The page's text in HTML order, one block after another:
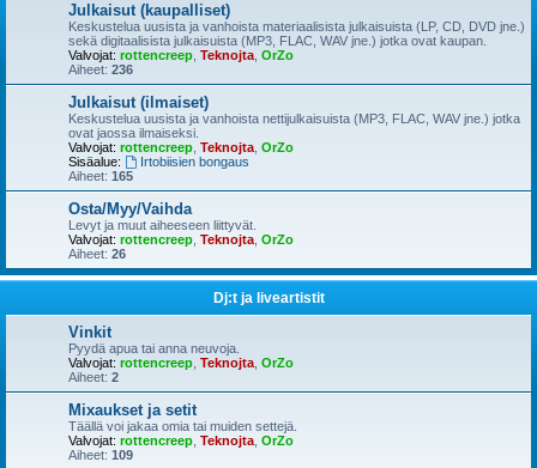
Julkaisut (kaupalliset)
Keskustelua uusista ja vanhoista materiaalisista julkaisuista (LP, CD, DVD jne.)
sekä digitaalisista julkaisuista (MP3, FLAC, WAV jne.) jotka ovat kaupan.
Valvojat: rottencreep Teknojta OrZo
Aiheet: 236
Julkaisut (ilmaiset)
Keskustelua uusista ja vanhoista nettijulkaisuista (MP3, FLAC, WAV jne.) jotka
ovat jaossa ilmaiseksi.
Valvojat: rottencreep Teknojta OrZo
Sisäalue:
Irtobiisien bongaus
Aiheet: 165
Osta/Myy/Vaihda
Levyt ja muut aiheeseen liittyvät.
Valvojat: rottencreep Teknojta OrZo
Aiheet: 26
Dj:t ja liveartistit
Vinkit
Pyydä apua tai anna neuvoja.
Valvojat: rottencreep Teknojta OrZo
Aiheet: 2
Mixaukset ja setit
Täällä voi jakaa omia tai muiden settejä.
Valvojat: rottencreep Teknojta OrZo
Aiheet: 109